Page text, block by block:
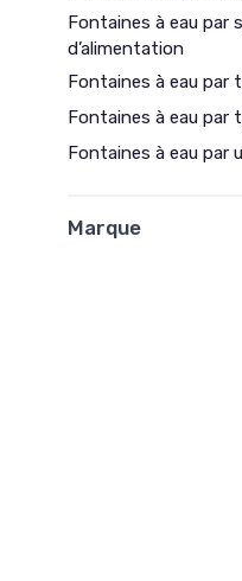
Fontaines à eau par
d’alimentation
Fontaines à eau par
Fontaines à eau par
Fontaines à eau par
Marque